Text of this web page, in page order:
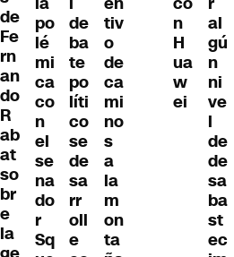
de
Fe
rn
an
do
R
ab
at
so
br
e
la
po
lé
mi
ca
co
n
el
se
na
do
r
Sq
de
ba
te
po
líti
co
se
de
sa
rr
oll
e
tiv
o
de
ca
mi
no
s
a
la
m
on
ta
n
H
ua
w
ei
al
gú
n
ni
ve
l
de
de
sa
ba
st
ec